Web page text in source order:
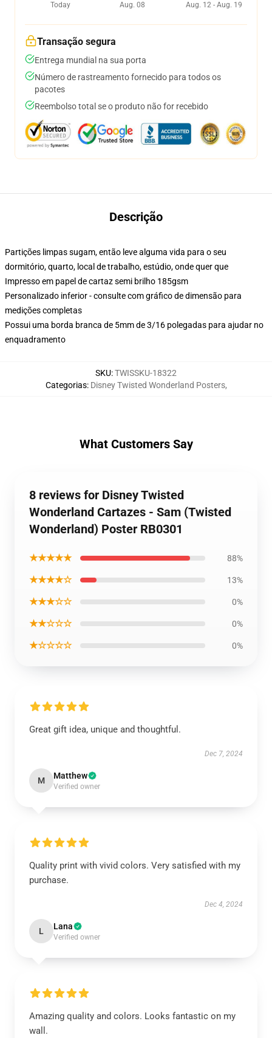
Today
Aug. 08
Aug. 12 - Aug. 19
Transação segura
Entrega mundial na sua porta
Número de rastreamento fornecido para todos os
pacotes
Reembolso total se o produto não for recebido
Descrição
Partições limpas sugam, então leve alguma vida para o seu
dormitório, quarto, local de trabalho, estúdio, onde quer que
Impresso em papel de cartaz semi brilho 185gsm
Personalizado inferior - consulte com gráfico de dimensão para
medições completas
Possui uma borda branca de 5mm de 3/16 polegadas para ajudar no
enquadramento
SKU:TWISSKU-18322
Categorias: Disney Twisted Wonderland Posters,
What Customers Say
8 reviews for Disney Twisted
Wonderland Cartazes - Sam (Twisted
Wonderland) Poster RB0301
★★★★★ 88%
★★★★☆ 13%
★★★☆☆ 0%
★★☆☆☆ 0%
★☆☆☆☆ 0%
Great gift idea, unique and thoughtful.
Dec 7, 2024
M Matthew
Verified owner
Quality print with vivid colors. Very satisfied with my
purchase.
Dec 4, 2024
L Lana
Verified owner
Amazing quality and colors. Looks fantastic on my
wall.